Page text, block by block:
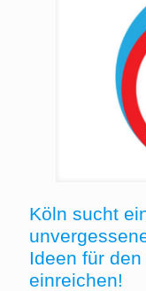
Köln sucht
Ideen für
einreichen!